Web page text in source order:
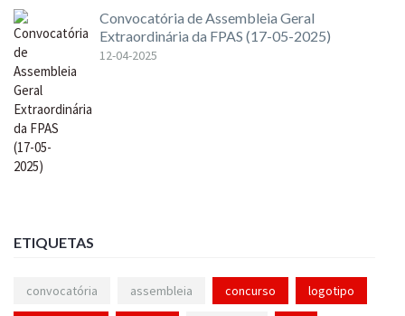
Convocatória de Assembleia Geral
Extraordinária da FPAS (17-05-2025)
12-04-2025
ETIQUETAS
convocatória assembleia concurso logotipo